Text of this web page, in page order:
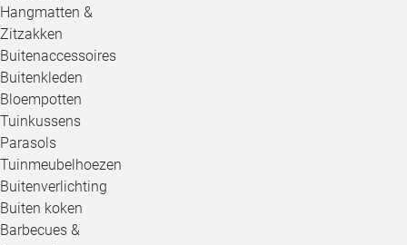
Hangmatten &
Zitzakken
Buitenaccessoires
Buitenkleden
Bloempotten
Tuinkussens
Parasols
Tuinmeubelhoezen
Buitenverlichting
Buiten koken
Barbecues &